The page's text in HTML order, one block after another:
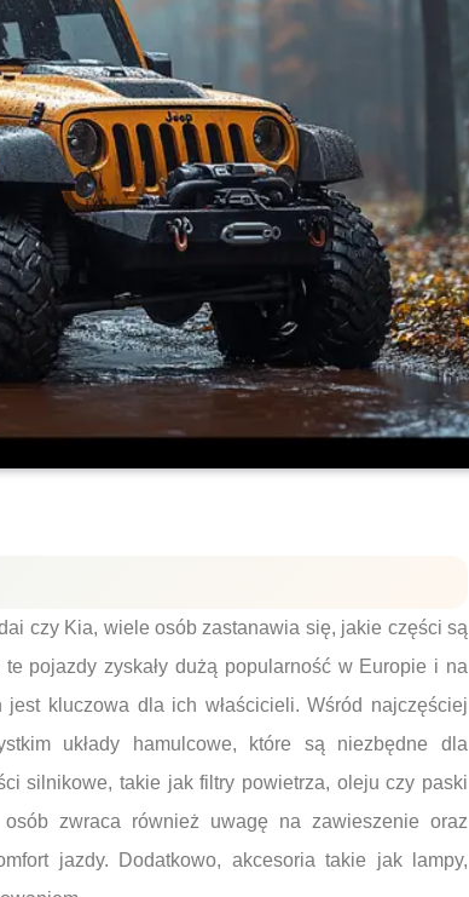
czy Kia, wiele osób zastanawia się, jakie części są
pojazdy zyskały dużą popularność w Europie i na
kluczowa dla ich właścicieli. Wśród najczęściej
układy hamulcowe, które są niezbędne dla
silnikowe, takie jak filtry powietrza, oleju czy paski
zwraca również uwagę na zawieszenie oraz
jazdy. Dodatkowo, akcesoria takie jak lampy,